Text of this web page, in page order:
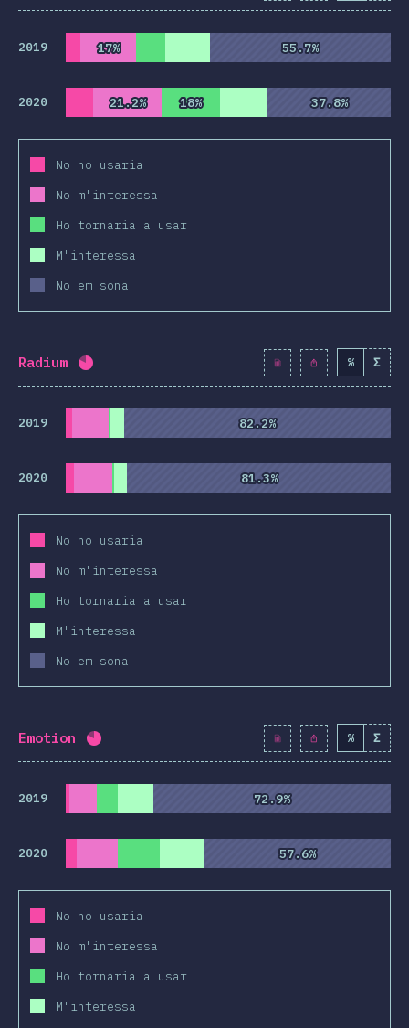
2019 17%
17% 55.7%
55.7%
2020 21.2%
21.2% 18%
18% 37.8%
37.8%
No ho usaria
No m'interessa
Ho tornaria a usar
M'interessa
No em sona
Radium Percentatge completat: 80.6 % ( 9264
% Σ
2019 82.2%
82.2%
2020 81.3%
81.3%
No ho usaria
No m'interessa
Ho tornaria a usar
M'interessa
No em sona
Emotion Percentatge completat: 80.8 % ( 9281
% Σ
2019 72.9%
72.9%
2020 57.6%
57.6%
No ho usaria
No m'interessa
Ho tornaria a usar
M'interessa